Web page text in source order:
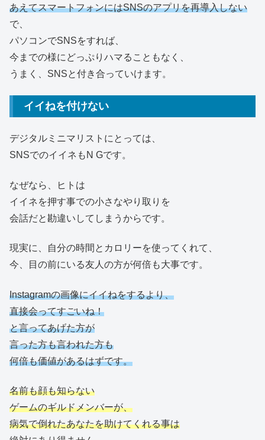
あえてスマートフォンにはSNSのアプリを再導入しない
で、
パソコンでSNSをすれば、
今までの様にどっぷりハマることもなく、
うまく、SNSと付き合っていけます。
イイねを付けない
デジタルミニマリストにとっては、
SNSでのイイネもN Gです。
なぜなら、ヒトは
イイネを押す事での小さなやり取りを
会話だと勘違いしてしまうからです。
現実に、自分の時間とカロリーを使ってくれて、
今、目の前にいる友人の方が何倍も大事です。
Instagramの画像にイイねをするより、
直接会ってすごいね！
と言ってあげた方が
言った方も言われた方も
何倍も価値があるはずです。
名前も顔も知らない
ゲームのギルドメンバーが、
病気で倒れたあなたを助けてくれる事は